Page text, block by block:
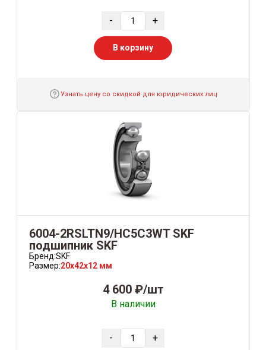
- +
В корзину
Узнать цену со скидкой для юридических лиц
6004-2RSLTN9/HC5C3WT SKF
подшипник SKF
Бренд:SKF
Размер:20x42x12 мм
4 600 ₽/шт
В наличии
- +